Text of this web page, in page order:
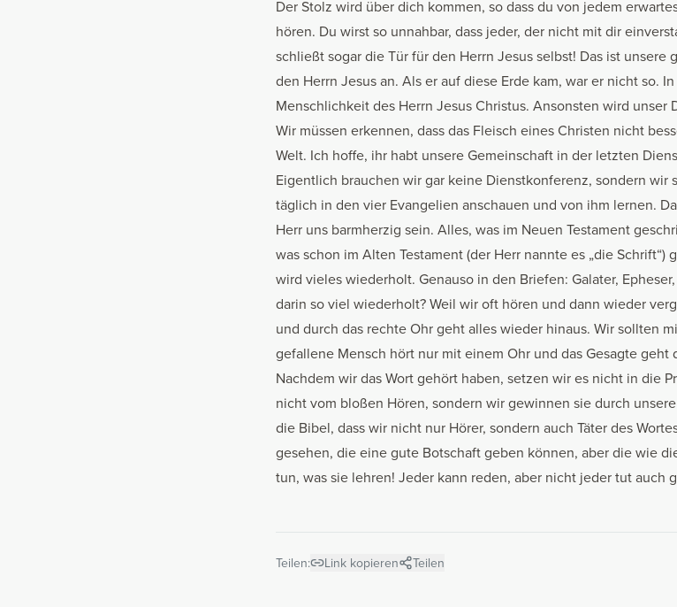
Der Stolz wird über dich kommen, so dass du von jedem
hören. Du wirst so unnahbar, dass jeder, der nicht mit dir
schließt sogar die Tür für den Herrn Jesus selbst! Das ist
den Herrn Jesus an. Als er auf diese Erde kam, war er nicht so.
Menschlichkeit des Herrn Jesus Christus. Ansonsten wird unser
Wir müssen erkennen, dass das Fleisch eines Christen nicht
Welt. Ich hoffe, ihr habt unsere Gemeinschaft in der letzten
Eigentlich brauchen wir gar keine Dienstkonferenz, sondern wir
täglich in den vier Evangelien anschauen und von ihm lernen.
Herr uns barmherzig sein. Alles, was im Neuen Testament
was schon im Alten Testament (der Herr nannte es „die
wird vieles wiederholt. Genauso in den Briefen: Galater,
darin so viel wiederholt? Weil wir oft hören und dann wieder
und durch das rechte Ohr geht alles wieder hinaus. Wir sollten
gefallene Mensch hört nur mit einem Ohr und das Gesagte geht
Nachdem wir das Wort gehört haben, setzen wir es nicht in die
nicht vom bloßen Hören, sondern wir gewinnen sie durch
die Bibel, dass wir nicht nur Hörer, sondern auch Täter des
gesehen, die eine gute Botschaft geben können, aber die wie
tun, was sie lehren! Jeder kann reden, aber nicht jeder tut auch
Teilen: Link kopieren Teilen